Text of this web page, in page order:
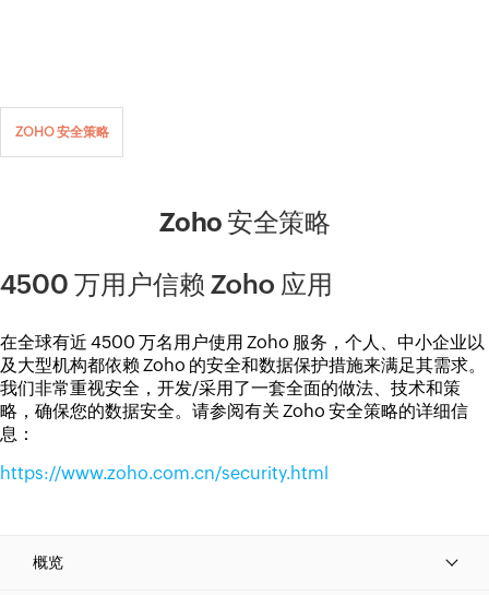
ZOHO 安全策略
Zoho 安全策略
4500 万用户信赖 Zoho 应用
在全球有近 4500 万名用户使用 Zoho 服务，个人、中小企业以
及大型机构都依赖 Zoho 的安全和数据保护措施来满足其需求。
我们非常重视安全，开发/采用了一套全面的做法、技术和策
略，确保您的数据安全。请参阅有关 Zoho 安全策略的详细信
息：
https://www.zoho.com.cn/security.html
概览